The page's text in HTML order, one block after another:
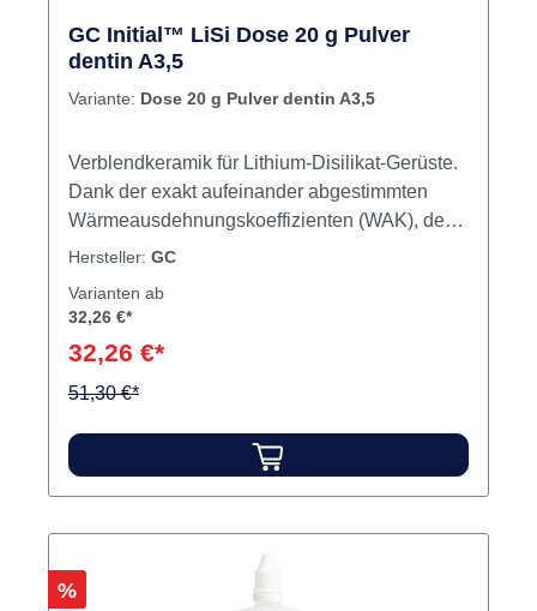
GC Initial™ LiSi Dose 20 g Pulver
dentin A3,5
Variante: Dose 20 g Pulver dentin A3,5
Verblendkeramik für Lithium-Disilikat-Gerüste.
Dank der exakt aufeinander abgestimmten
Wärmeausdehnungskoeffizienten (WAK), der
niedrigen Brenntemperatur und der höchsten
garantiert GC Initial™ LiSi Ihnen eine sichere
Disilikat-Gerüsten nach dem bewährten
Initial™ Keramik-Konzept. Inhalt 20 g Pulver
Hersteller: GC
Varianten ab
32,26 €*
32,26 €*
51,30 €*
Rabatt
%